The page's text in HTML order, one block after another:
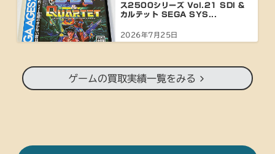
ス2500シリーズ Vol.21 SDI &
カルテット SEGA SYS...
2026年7月25日
ゲームの買取実績一覧をみる